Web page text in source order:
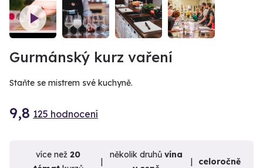
Gurmánský kurz vaření
Staňte se mistrem své kuchyně.
9,8 125 hodnocení
více než20
několik druhůvína
celoročně